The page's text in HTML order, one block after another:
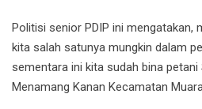
Politisi senior PDIP ini mengatakan,
kita salah satunya mungkin dalam
sementara ini kita sudah bina petani
Menamang Kanan Kecamatan